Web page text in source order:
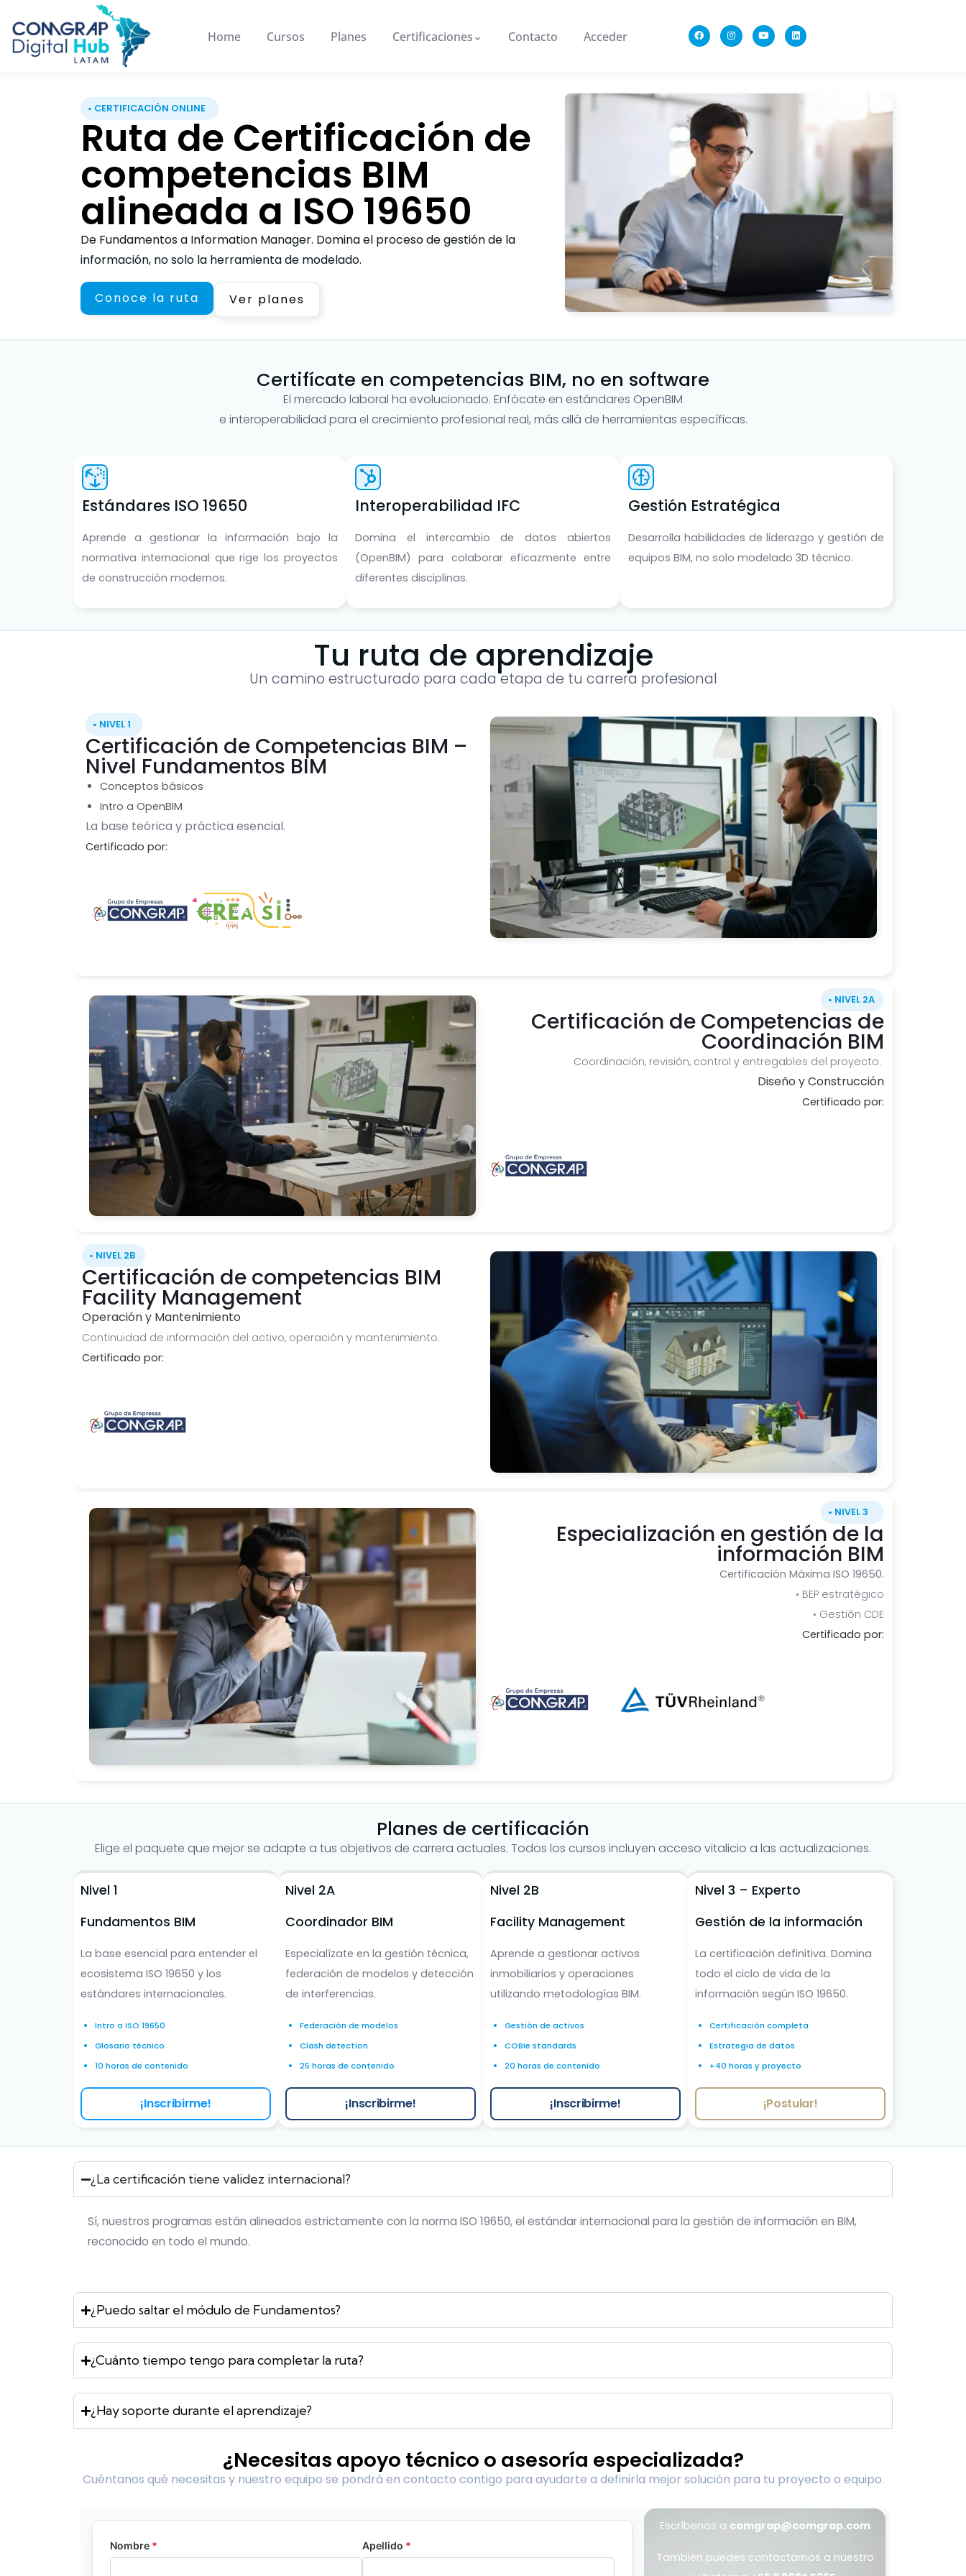
Home Cursos Planes Certificaciones Contacto Acceder
• CERTIFICACIÓN ONLINE
Ruta de Certificación de
competencias BIM
alineada a ISO 19650
De Fundamentos a Information Manager. Domina el proceso de gestión de la
información, no solo la herramienta de modelado.
Conoce la ruta Ver planes
Certifícate en competencias BIM, no en software
El mercado laboral ha evolucionado. Enfócate en estándares OpenBIM
e interoperabilidad para el crecimiento profesional real, más allá de herramientas específicas.
Estándares ISO 19650
Aprende a gestionar la información bajo la
normativa internacional que rige los proyectos
de construcción modernos.
Interoperabilidad IFC
Domina el intercambio de datos abiertos
(OpenBIM) para colaborar eficazmente entre
diferentes disciplinas.
Gestión Estratégica
Desarrolla habilidades de liderazgo y gestión de
equipos BIM, no solo modelado 3D técnico.
Tu ruta de aprendizaje
Un camino estructurado para cada etapa de tu carrera profesional
• NIVEL 1
Certificación de Competencias BIM –
Nivel Fundamentos BIM
Conceptos básicos
Intro a OpenBIM
La base teórica y práctica esencial.
Certificado por:
• NIVEL 2A
Certificación de Competencias de
Coordinación BIM
Coordinación, revisión, control y entregables del proyecto.
Diseño y Construcción
Certificado por:
• NIVEL 2B
Certificación de competencias BIM
Facility Management
Operación y Mantenimiento
Continuidad de información del activo, operación y mantenimiento.
Certificado por:
• NIVEL 3
Especialización en gestión de la
información BIM
Certificación Máxima ISO 19650.
• BEP estratégico
• Gestión CDE
Certificado por:
Planes de certificación
Elige el paquete que mejor se adapte a tus objetivos de carrera actuales. Todos los cursos incluyen acceso vitalicio a las actualizaciones.
Nivel 1
Fundamentos BIM
La base esencial para entender el
ecosistema ISO 19650 y los
estándares internacionales.
Intro a ISO 19650
Glosario técnico
10 horas de contenido
¡Inscribirme!
Nivel 2A
Coordinador BIM
Especialízate en la gestión técnica,
federación de modelos y detección
de interferencias.
Federación de modelos
Clash detection
25 horas de contenido
¡Inscribirme!
Nivel 2B
Facility Management
Aprende a gestionar activos
inmobiliarios y operaciones
utilizando metodologías BIM.
Gestión de activos
COBie standards
20 horas de contenido
¡Inscribirme!
Nivel 3 – Experto
Gestión de la información
La certificación definitiva. Domina
todo el ciclo de vida de la
información según ISO 19650.
Certificación completa
Estrategia de datos
+40 horas y proyecto
¡Postular!
¿La certificación tiene validez internacional?
Sí, nuestros programas están alineados estrictamente con la norma ISO 19650, el estándar internacional para la gestión de información en BIM,
reconocido en todo el mundo.
¿Puedo saltar el módulo de Fundamentos?
¿Cuánto tiempo tengo para completar la ruta?
¿Hay soporte durante el aprendizaje?
¿Necesitas apoyo técnico o asesoría especializada?
Cuéntanos qué necesitas y nuestro equipo se pondrá en contacto contigo para ayudarte a definirla mejor solución para tu proyecto o equipo.
Escríbenos a comgrap@comgrap.com
También puedes contactarnos a nuestro